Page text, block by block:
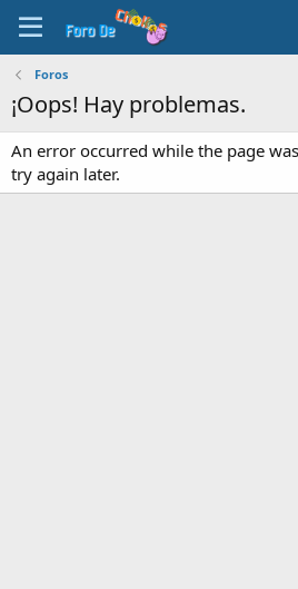
Foros
¡Oops! Hay problemas.
An error occurred while the page
try again later.